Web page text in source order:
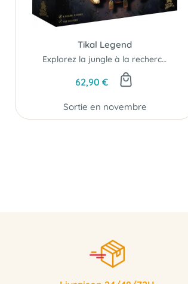
Tikal Legend
Explorez la jungle à la recherche des plus belles pyramides mayas...
62,90 €
Sortie en novembre